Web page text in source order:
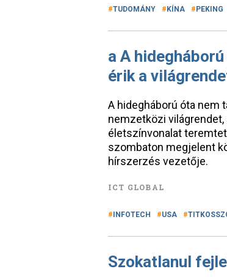
TUDOMÁNY KÍNA PEKING
a A
érik a
A hidegháború óta nem
nemzetközi
életszínvonalat
szombaton megjelent
hírszerzés vezetője.
ICT GLOBAL
INFOTECH USA
Szokatlanul